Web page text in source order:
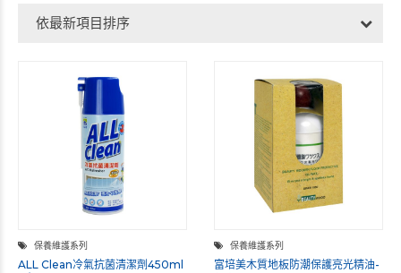
依最新項目排序
保養維護系列
ALL Clean冷氣抗菌清潔劑450ml
保養維護系列
富培美木質地板防潮保護亮光精油-